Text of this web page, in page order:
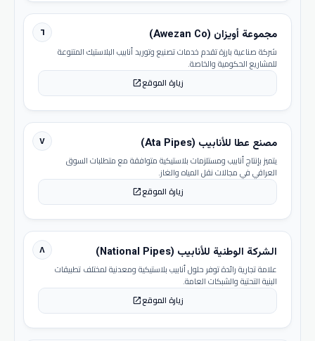
٦ مجموعة أويزان (Awezan Co)
شركة صناعية بارزة تقدم خدمات تصنيع وتوريد أنابيب البلاستيك المتنوعة
للمشاريع الحكومية والخاصة.
زيارة الموقعopen_in_new
٧ مصنع عطا للأنابيب (Ata Pipes)
يتميز بإنتاج أنابيب ومستلزمات بلاستيكية متوافقة مع متطلبات السوق
العراقي في مجالات نقل المياه والغاز.
زيارة الموقعopen_in_new
٨ الشركة الوطنية للأنابيب (National Pipes)
علامة تجارية رائدة توفر حلول أنابيب بلاستيكية ومعدنية لمختلف تطبيقات
البنية التحتية والشبكات العامة.
زيارة الموقعopen_in_new